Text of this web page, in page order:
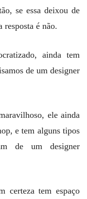
se essa deixou de
resposta é não.
ainda tem
de um designer
ele ainda
e tem alguns tipos
de um designer
certeza tem espaço